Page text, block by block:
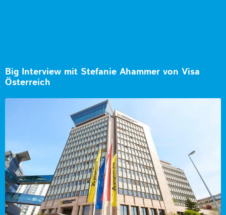
Big Interview mit Stefanie Ahammer von Visa
Österreich